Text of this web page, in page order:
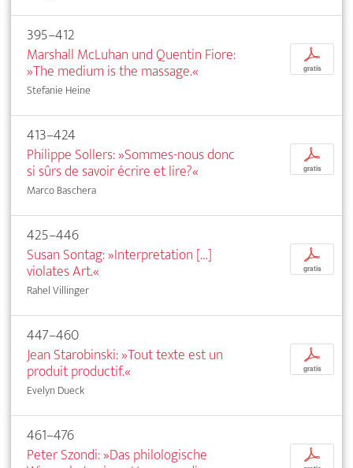
395–412
Marshall McLuhan und Quentin Fiore:
»The medium is the massage.«
Stefanie Heine
p
gratis
413–424
Philippe Sollers: »Sommes-nous donc
si sûrs de savoir écrire et lire?«
Marco Baschera
p
gratis
425–446
Susan Sontag: »Interpretation […]
violates Art.«
Rahel Villinger
p
gratis
447–460
Jean Starobinski: »Tout texte est un
produit productif.«
Evelyn Dueck
p
gratis
461–476
Peter Szondi: »Das philologische
p